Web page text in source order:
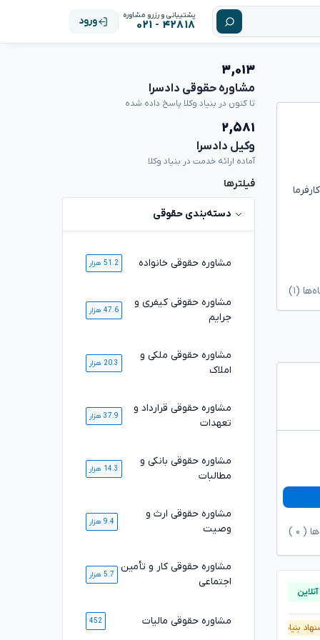
پشتیبانی و رزرو مشاوره
۴۲۸۱۸ - ۰۲۱ ورود
(۱)
( ۰
بنیاد وکلا پیشنهاد بنیاد وکلا
۳,۰۱۳
مشاوره حقوقی دادسرا
تا کنون در بنیاد وکلا پاسخ داده شده
۲,۵۸۱
وکیل دادسرا
آماده ارائه خدمت در بنیاد وکلا
فیلترها
دسته‌بندی حقوقی
مشاوره حقوقی خانواده 51.2 هزار
مشاوره حقوقی کیفری و
جرایم
47.6 هزار
مشاوره حقوقی ملکی و
املاک
20.3 هزار
مشاوره حقوقی قرارداد و
تعهدات
37.9 هزار
مشاوره حقوقی بانکی و
مطالبات
14.3 هزار
مشاوره حقوقی ارث و
وصیت
9.4 هزار
مشاوره حقوقی کار و تأمین
اجتماعی
5.7 هزار
مشاوره حقوقی مالیات 452